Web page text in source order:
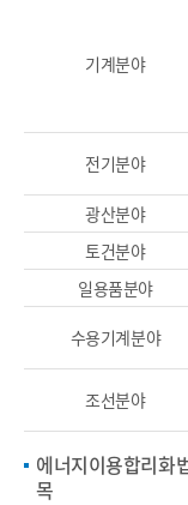
기계분야
전기분야
광산분야
토건분야
일용품분야
수용기계분야
조선분야
에너지이용합리화
목